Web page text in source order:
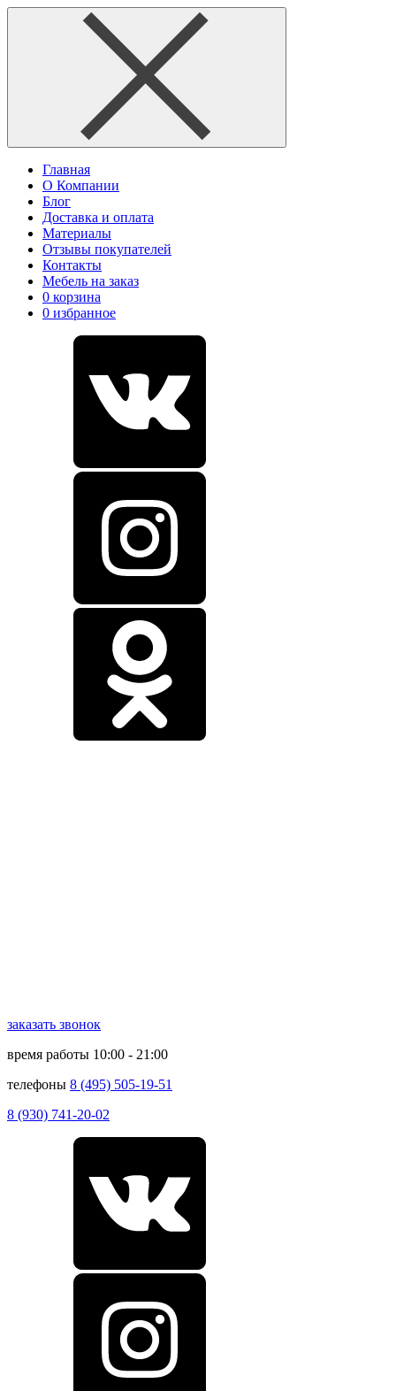
Главная
О Компании
Блог
Доставка и оплата
Материалы
Отзывы покупателей
Контакты
Мебель на заказ
0 корзина
0 избранное
заказать звонок
время работы 10:00 - 21:00
телефоны 8 (495) 505-19-51
8 (930) 741-20-02